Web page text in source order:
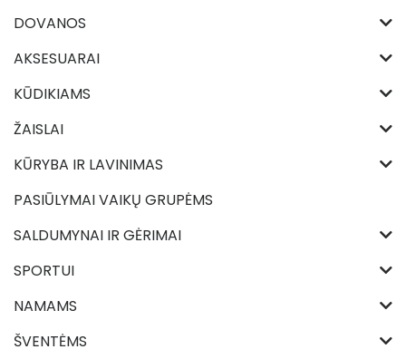
DOVANOS
AKSESUARAI
KŪDIKIAMS
ŽAISLAI
KŪRYBA IR LAVINIMAS
PASIŪLYMAI VAIKŲ GRUPĖMS
SALDUMYNAI IR GĖRIMAI
SPORTUI
NAMAMS
ŠVENTĖMS